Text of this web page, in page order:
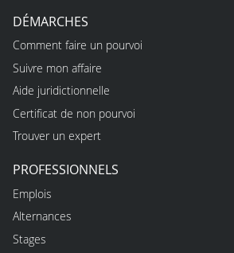
DÉMARCHES
Comment faire un pourvoi
Suivre mon affaire
Aide juridictionnelle
Certificat de non pourvoi
Trouver un expert
PROFESSIONNELS
Emplois
Alternances
Stages